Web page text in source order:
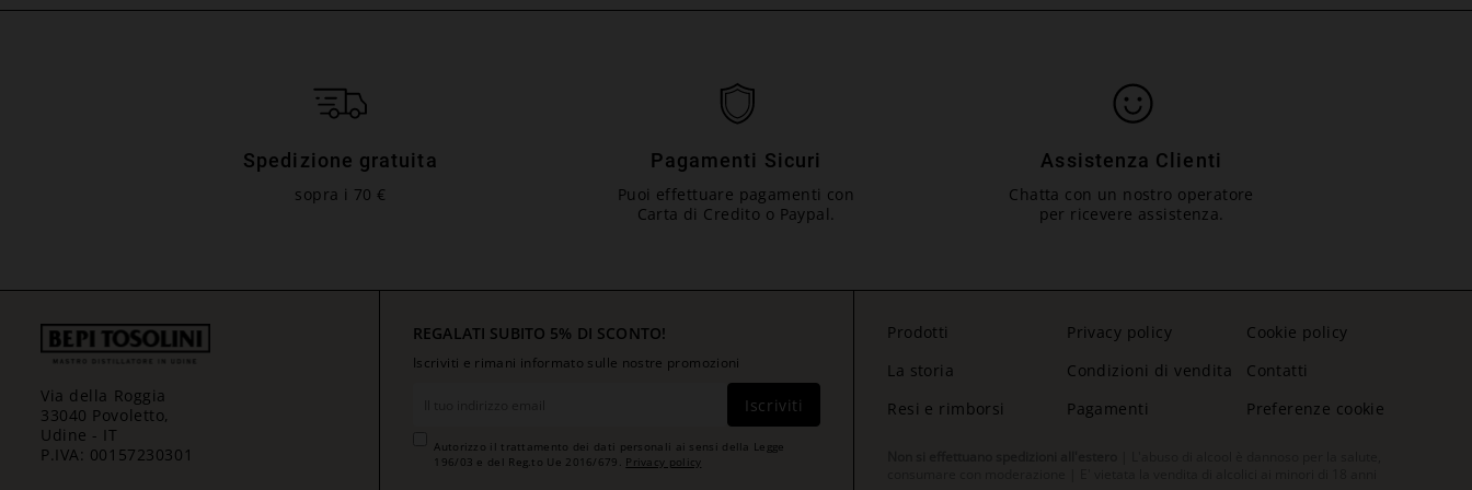
Spedizione gratuita
sopra i 70 €
Pagamenti Sicuri
Puoi effettuare pagamenti con
Carta di Credito o Paypal.
Assistenza Clienti
Chatta con un nostro operatore
per ricevere assistenza.
Via della Roggia
33040 Povoletto,
Udine - IT
P.IVA: 00157230301
REGALATI SUBITO 5% DI SCONTO!
Iscriviti e rimani informato sulle nostre promozioni
Iscriviti
Autorizzo il trattamento dei dati personali ai sensi della Legge
196/03 e del Reg.to Ue 2016/679. Privacy policy
Prodotti
La storia
Resi e rimborsi
Privacy policy
Condizioni di vendita
Pagamenti
Cookie policy
Contatti
Preferenze cookie